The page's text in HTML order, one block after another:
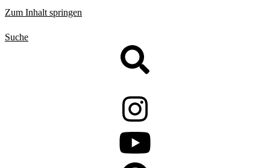
Zum Inhalt springen
Suche